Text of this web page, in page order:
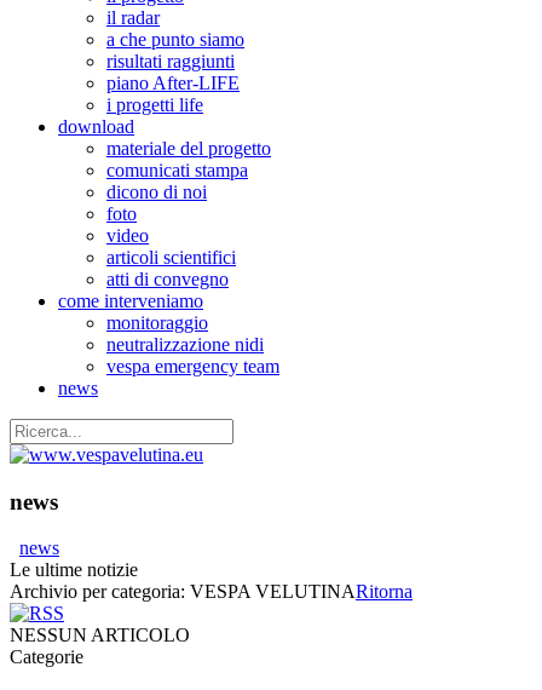
il radar
a che punto siamo
risultati raggiunti
piano After-LIFE
i progetti life
download
materiale del progetto
comunicati stampa
dicono di noi
foto
video
articoli scientifici
atti di convegno
come interveniamo
monitoraggio
neutralizzazione nidi
vespa emergency team
news
news
news
Le ultime notizie
Archivio per categoria: VESPA VELUTINARitorna
NESSUN ARTICOLO
Categorie